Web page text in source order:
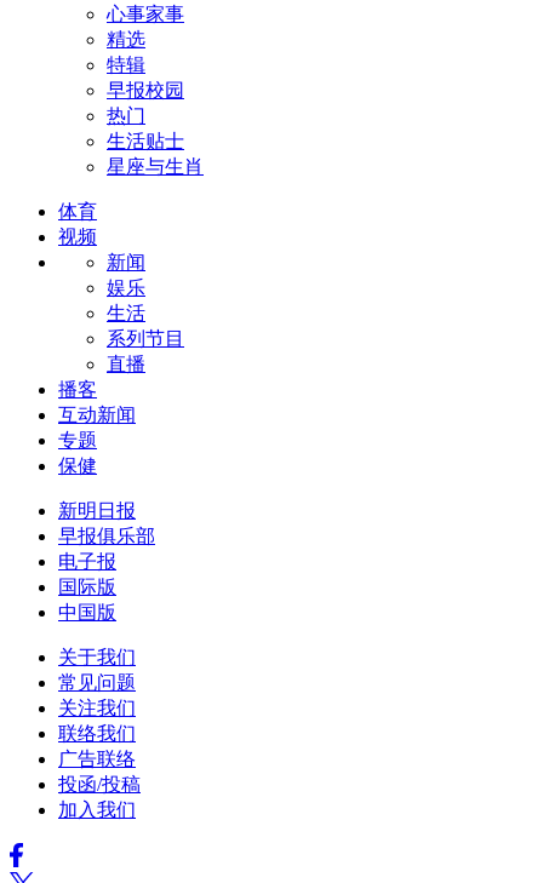
心事家事
精选
特辑
早报校园
热门
生活贴士
星座与生肖
体育
视频
新闻
娱乐
生活
系列节目
直播
播客
互动新闻
专题
保健
新明日报
早报俱乐部
电子报
国际版
中国版
关于我们
常见问题
关注我们
联络我们
广告联络
投函/投稿
加入我们